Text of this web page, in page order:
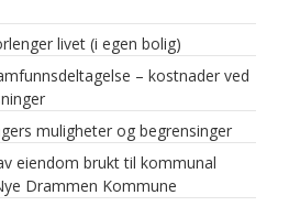
livet (i egen bolig)
– kostnader ved
muligheter og begrensinger
eiendom brukt til kommunal
Drammen Kommune